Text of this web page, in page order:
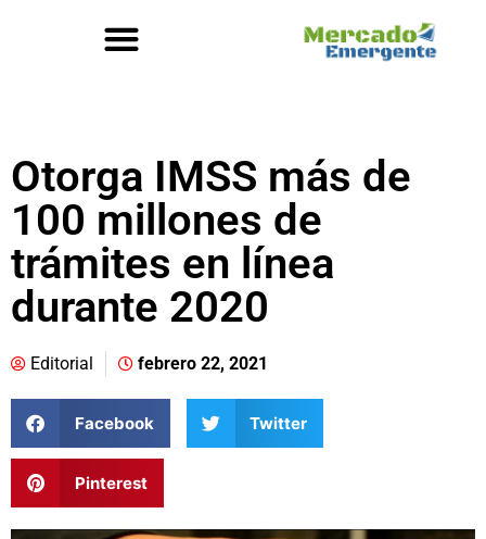
Otorga IMSS más de
100 millones de
trámites en línea
durante 2020
Editorial febrero 22, 2021
Facebook Twitter
Pinterest